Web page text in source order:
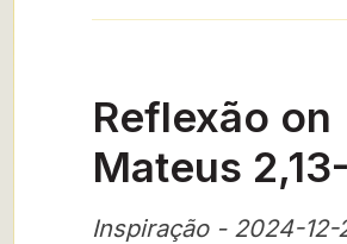
Reflexão on
Mateus
Inspiração - 2024-12-